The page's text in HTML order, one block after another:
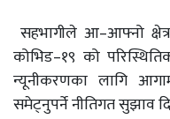
सहभागीले आ–आफ्नो
कोभिड–१९ को
न्यूनीकरणका लागि
समेट्नुपर्ने नीतिगत सुझाव